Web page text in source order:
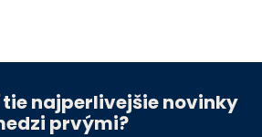
najperlivejšie novinky
prvými?